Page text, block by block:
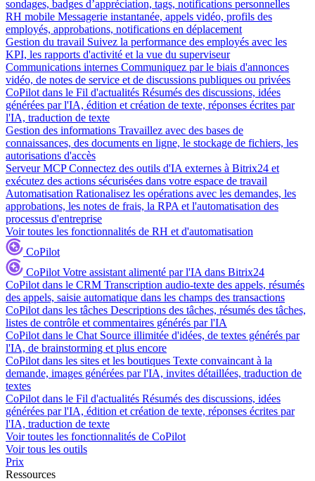
sondages, badges d’appréciation, tags, notifications personnelles
RH mobile Messagerie instantanée, appels vidéo, profils des
employés, approbations, notifications en déplacement
Gestion du travail Suivez la performance des employés avec les
KPI, les rapports d'activité et la vue du superviseur
Communications internes Communiquez par le biais d'annonces
vidéo, de notes de service et de discussions publiques ou privées
CoPilot dans le Fil d'actualités Résumés des discussions, idées
générées par l'IA, édition et création de texte, réponses écrites par
l'IA, traduction de texte
Gestion des informations Travaillez avec des bases de
connaissances, des documents en ligne, le stockage de fichiers, les
autorisations d'accès
Serveur MCP Connectez des outils d'IA externes à Bitrix24 et
exécutez des actions sécurisées dans votre espace de travail
Automatisation Rationalisez les opérations avec les demandes, les
approbations, les notes de frais, la RPA et l'automatisation des
processus d'entreprise
Voir toutes les fonctionnalités de RH et d'automatisation
CoPilot
CoPilot Votre assistant alimenté par l'IA dans Bitrix24
CoPilot dans le CRM Transcription audio-texte des appels, résumés
des appels, saisie automatique dans les champs des transactions
CoPilot dans les tâches Descriptions des tâches, résumés des tâches,
listes de contrôle et commentaires générés par l'IA
CoPilot dans le Chat Source illimitée d'idées, de textes générés par
l'IA, de brainstorming et plus encore
CoPilot dans les sites et les boutiques Texte convaincant à la
demande, images générées par l'IA, invites détaillées, traduction de
textes
CoPilot dans le Fil d'actualités Résumés des discussions, idées
générées par l'IA, édition et création de texte, réponses écrites par
l'IA, traduction de texte
Voir toutes les fonctionnalités de CoPilot
Voir tous les outils
Prix
Ressources